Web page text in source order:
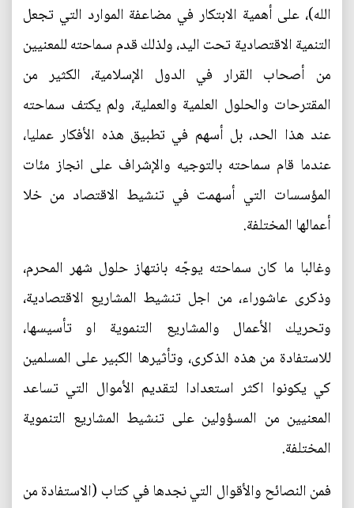
الله)، على أهمية الابتكار في مضاعفة الموارد التي تجعل
التنمية الاقتصادية تحت اليد، ولذلك قدم سماحته للمعنيين
من أصحاب القرار في الدول الإسلامية، الكثير من
المقترحات والحلول العلمية والعملية، ولم يكتف سماحته
عند هذا الحد، بل أسهم في تطبيق هذه الأفكار عمليا،
عندما قام سماحته بالتوجيه والإشراف على انجاز مئات
المؤسسات التي أسهمت في تنشيط الاقتصاد من خلا
أعمالها المختلفة.
وغالبا ما كان سماحته يوجّه بانتهاز حلول شهر المحرم،
وذكرى عاشوراء، من اجل تنشيط المشاريع الاقتصادية،
وتحريك الأعمال والمشاريع التنموية او تأسيسها،
للاستفادة من هذه الذكرى، وتأثيرها الكبير على المسلمين
كي يكونوا اكثر استعدادا لتقديم الأموال التي تساعد
المعنيين من المسؤولين على تنشيط المشاريع التنموية
المختلفة.
فمن النصائح والأقوال التي نجدها في كتاب (الاستفادة من